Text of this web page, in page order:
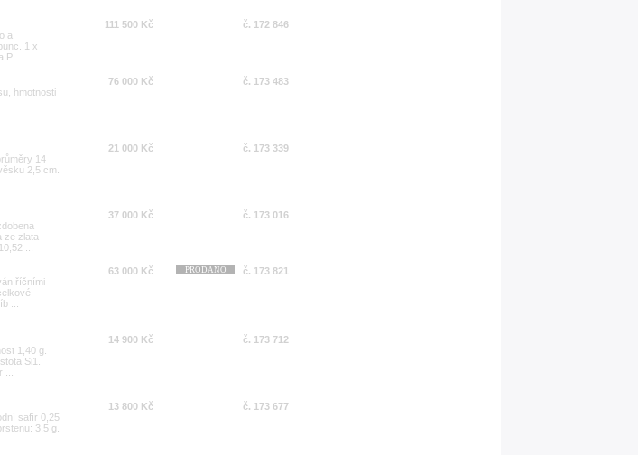
a
1 x
...
111 500 Kč č. 172 846
hmotnosti
76 000 Kč č. 173 483
14
2,5 cm.
21 000 Kč č. 173 339
ze zlata
...
37 000 Kč č. 173 016
říčními
...
63 000 Kč PRODÁNO č. 173 821
1,40 g.
Si1.
14 900 Kč č. 173 712
safír 0,25
3,5 g.
13 800 Kč č. 173 677